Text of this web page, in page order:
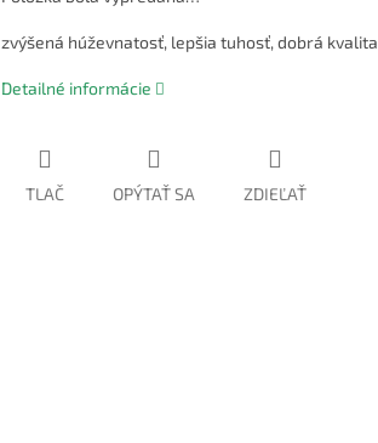
zvýšená húževnatosť, lepšia tuhosť, dobrá kvalita
Detailné informácie
TLAČ OPÝTAŤ SA ZDIEĽAŤ